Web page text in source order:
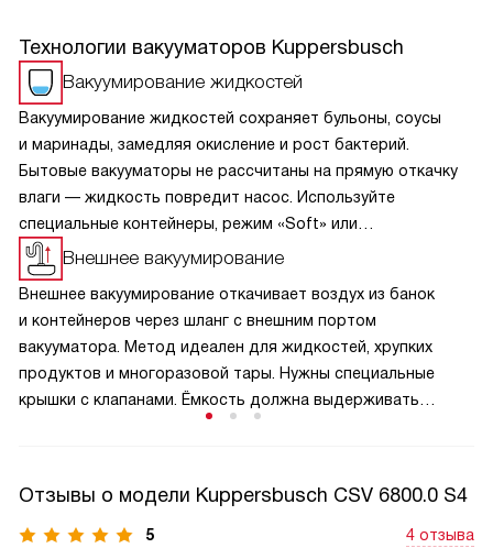
Технологии вакууматоров Kuppersbusch
Вакуумирование жидкостей
Вакуумирование жидкостей сохраняет бульоны, соусы
и маринады, замедляя окисление и рост бактерий.
Бытовые вакууматоры не рассчитаны на прямую откачку
влаги — жидкость повредит насос. Используйте
специальные контейнеры, режим «Soft» или
предварительно заморозьте продукт. Герметичная
упаковка экономит место, предотвращает промерзание
и идеально подходит для приготовления по технологии
су-вид. Строго соблюдайте инструкцию, чтобы техника
служила годами. Это надёжный метод заготовки для
кухни.
Внешнее вакуумирование
Внешнее вакуумирование откачивает воздух из банок
и контейнеров через шланг с внешним портом
вакууматора. Метод идеален для жидкостей, хрупких
продуктов и многоразовой тары. Нужны специальные
крышки с клапанами. Ёмкость должна выдерживать
продуктов и су-вид. Всегда проверяйте герметичность
крышек и следуйте инструкции, чтобы техника служила
Отзывы о модели Kuppersbusch CSV 6800.0 S4
5 4 отзыва